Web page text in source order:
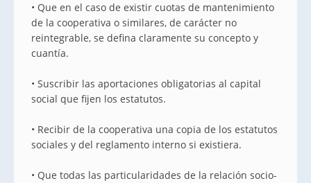
• Que en el caso de existir cuotas de mantenimiento
de la cooperativa o similares, de carácter no
reintegrable, se defina claramente su concepto y
cuantía.
• Suscribir las aportaciones obligatorias al capital
social que fijen los estatutos.
• Recibir de la cooperativa una copia de los estatutos
sociales y del reglamento interno si existiera.
• Que todas las particularidades de la relación socio-